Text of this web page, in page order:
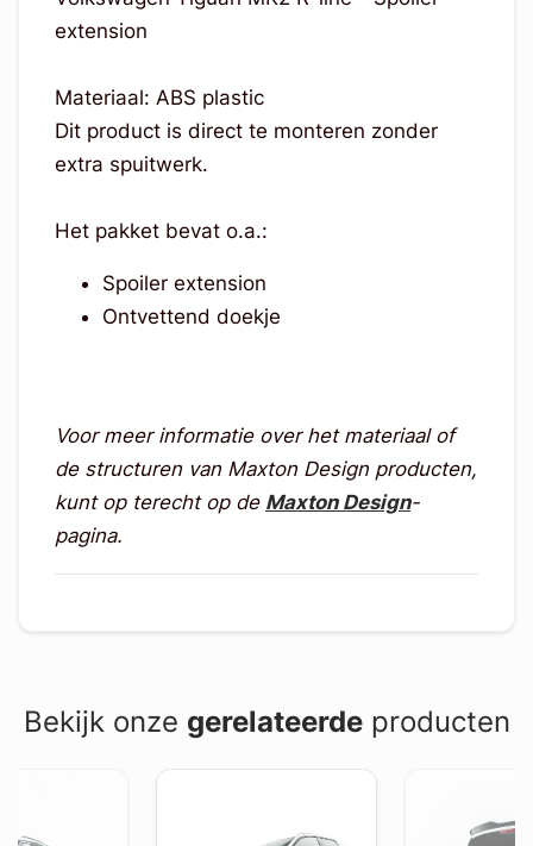
extension
Materiaal: ABS plastic
Dit product is direct te monteren zonder
extra spuitwerk.
Het pakket bevat o.a.:
Spoiler extension
Ontvettend doekje
Voor meer informatie over het materiaal of
de structuren van Maxton Design producten,
kunt op terecht op de Maxton Design-
pagina.
Bekijk onze gerelateerdeproducten